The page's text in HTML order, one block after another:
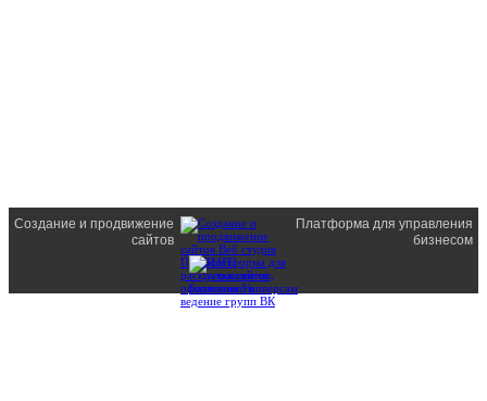
Создание и продвижение
сайтов
Платформа для управления
бизнесом